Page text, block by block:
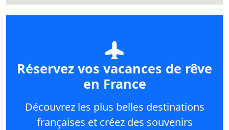
Réservez vos vacances de rêve
en France
Découvrez les plus belles destinations
françaises et créez des souvenirs